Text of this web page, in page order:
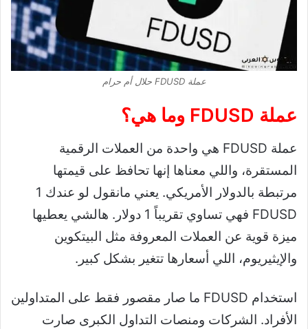
عملة FDUSD حلال أم حرام
عملة FDUSD وما هي؟
عملة FDUSD هي واحدة من العملات الرقمية
المستقرة، واللي معناها إنها تحافظ على قيمتها
مرتبطة بالدولار الأمريكي. يعني مانقول لو عندك 1
FDUSD فهي تساوي تقريباً 1 دولار. هالشي يعطيها
ميزة قوية عن العملات المعروفة مثل البيتكوين
والإيثيريوم، اللي أسعارها تتغير بشكل كبير.
استخدام FDUSD ما صار مقصور فقط على المتداولين
الأفراد. الشركات ومنصات التداول الكبرى صارت